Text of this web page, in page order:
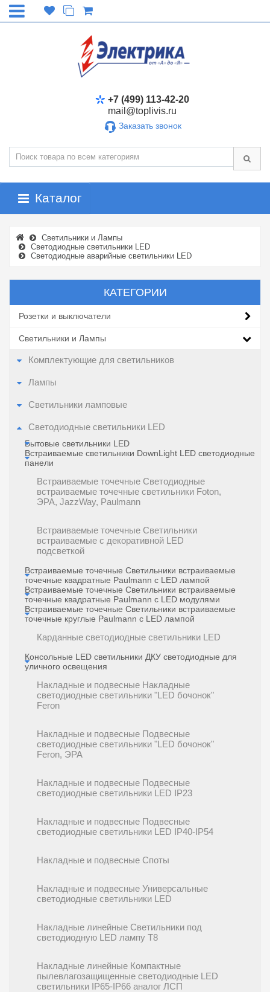
+7 (499) 113-42-20
mail@toplivis.ru
Заказать звонок
Каталог
Светильники и Лампы
Светодиодные светильники LED
Светодиодные аварийные светильники LED
КАТЕГОРИИ
Розетки и выключатели
Светильники и Лампы
Комплектующие для светильников
Лампы
Светильники ламповые
Светодиодные светильники LED
Бытовые светильники LED
Встраиваемые светильники DownLight LED светодиодные
панели
Встраиваемые точечные Cветодиодные
встраиваемые точечные светильники Foton,
ЭРА, JazzWay, Paulmann
Встраиваемые точечные Светильники
встраиваемые c декоративной LED
подсветкой
Встраиваемые точечные Светильники встраиваемые
точечные квадратные Paulmann с LED лампой
Встраиваемые точечные Светильники встраиваемые
точечные квадратные Paulmann с LED модулями
Встраиваемые точечные Светильники встраиваемые
точечные круглые Paulmann с LED лампой
Карданные светодиодные светильники LED
Консольные LED светильники ДКУ светодиодные для
уличного освещения
Накладные и подвесные Накладные
светодиодные светильники "LED бочонок"
Feron
Накладные и подвесные Подвесные
светодиодные светильники "LED бочонок"
Feron, ЭРА
Накладные и подвесные Подвесные
светодиодные светильники LED IP23
Накладные и подвесные Подвесные
светодиодные светильники LED IP40-IP54
Накладные и подвесные Споты
Накладные и подвесные Универсальные
светодиодные светильники LED
Накладные линейные Cветильники под
светодиодную LED лампу T8
Накладные линейные Компактные
пылевлагозащищенные светодиодные LED
светильники IP65-IP66 аналог ЛСП